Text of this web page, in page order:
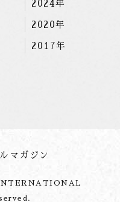
2024年
2020年
2017年
マガジン